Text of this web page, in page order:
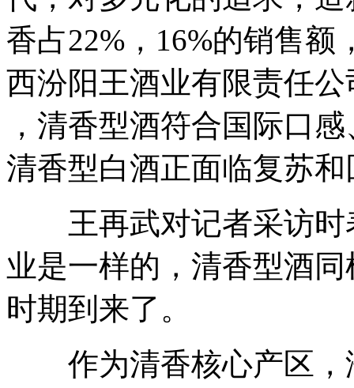
香占22%，16%的销售额
西汾阳王酒业有限责任
，清香型酒符合国际口
清香型白酒正面临复苏和
王再武对记者采访时
业是一样的，清香型酒
时期到来了。
作为清香核心产区，